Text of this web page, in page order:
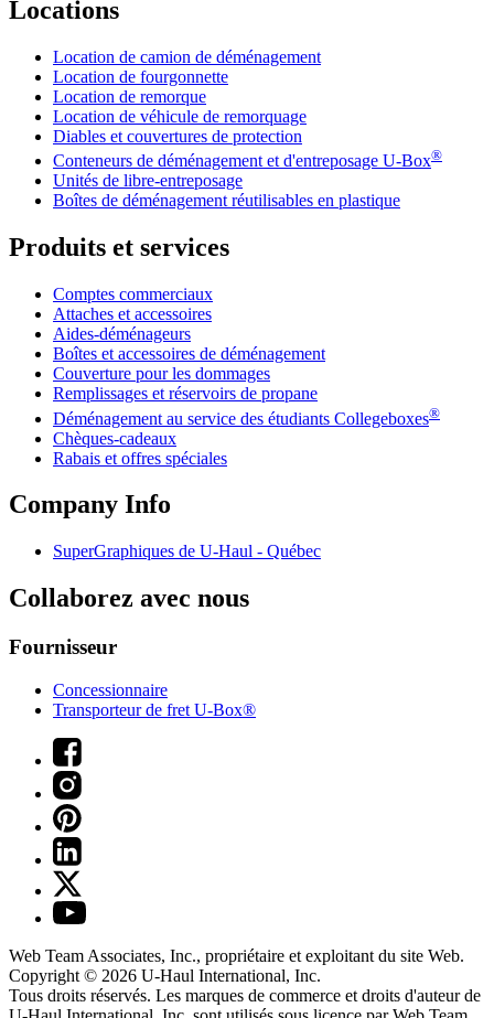
Locations
Location de camion de déménagement
Location de fourgonnette
Location de remorque
Location de véhicule de remorquage
Diables et couvertures de protection
Conteneurs de déménagement et d'entreposage U-Box®
Unités de libre-entreposage
Boîtes de déménagement réutilisables en plastique
Produits et services
Comptes commerciaux
Attaches et accessoires
Aides-déménageurs
Boîtes et accessoires de déménagement
Couverture pour les dommages
Remplissages et réservoirs de propane
Déménagement au service des étudiants Collegeboxes®
Chèques-cadeaux
Rabais et offres spéciales
Company Info
SuperGraphiques de U-Haul - Québec
Collaborez avec nous
Fournisseur
Concessionnaire
Transporteur de fret U-Box®
Web Team Associates, Inc., propriétaire et exploitant du site Web.
Copyright © 2026 U-Haul International, Inc.
Tous droits réservés. Les marques de commerce et droits d'auteur de